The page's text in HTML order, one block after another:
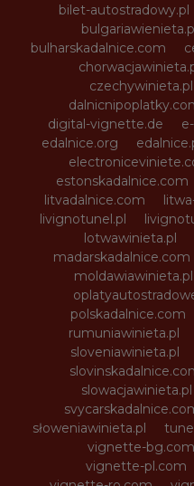
bilet-autostradowy.pl
bulharskadalnice.com
czechywinieta.pl
digital-vignette.de
edalnice.org
estonskadalnice.com
litvadalnice.com
livignotunel.pl
lotwawinieta.pl
madarskadalnice.com
moldawiawinieta.pl
polskadalnice.com
rumuniawinieta.pl
sloveniawinieta.pl
slowacjawinieta.pl
słoweniawinieta.pl
vignette-bg.com
vignette-pl.com